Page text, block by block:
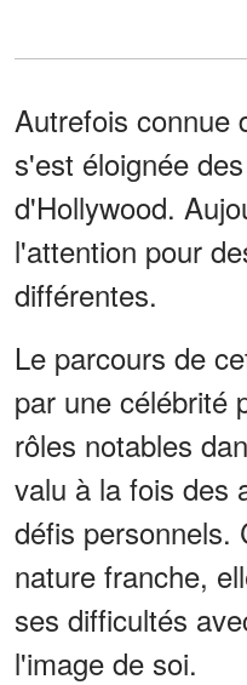
Autrefois connue
s'est éloignée
d'Hollywood.
l'attention pour
différentes.
Le parcours de
par une célébrité
rôles notables
valu à la fois des
défis personnels.
nature franche,
ses difficultés
l'image de soi.